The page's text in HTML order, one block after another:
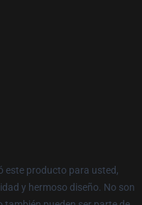
este producto para usted,
y hermoso diseño. No son